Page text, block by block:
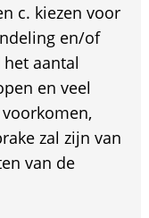
c. kiezen voor
en/of
aantal
en veel
zal zijn van
van de